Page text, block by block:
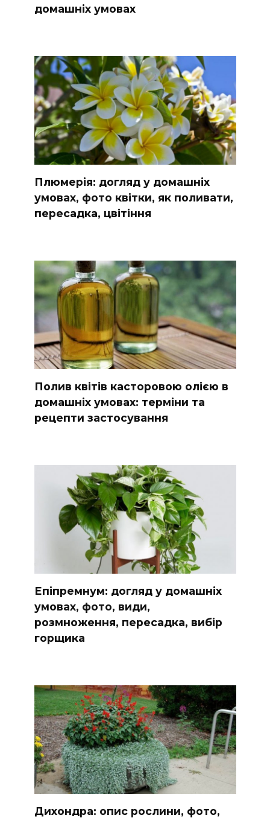
домашніх умовах
Плюмерія: догляд у домашніх
умовах, фото квітки, як поливати,
пересадка, цвітіння
Полив квітів касторовою олією в
домашніх умовах: терміни та
рецепти застосування
Епіпремнум: догляд у домашніх
умовах, фото, види,
розмноження, пересадка, вибір
горщика
Дихондра: опис рослини, фото,